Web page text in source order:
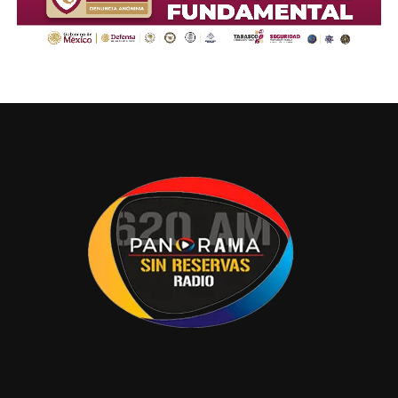
la única opción para poder descubrir a tiempo esta
enfermedad, lo que significa que, para disminuir las
próximamente en los municipios de Comalcalco,
Cunduacán, Jalapa y Emiliano Zapata, con el propósito de
continuar acercando los servicios de prevención y
diagnóstico oportuno a las mujeres de todo el estado.
Ante esta situación, se invita a las mujeres tabasqueñas
a fortalecer el cuidado de su salud mamaria. A partir de